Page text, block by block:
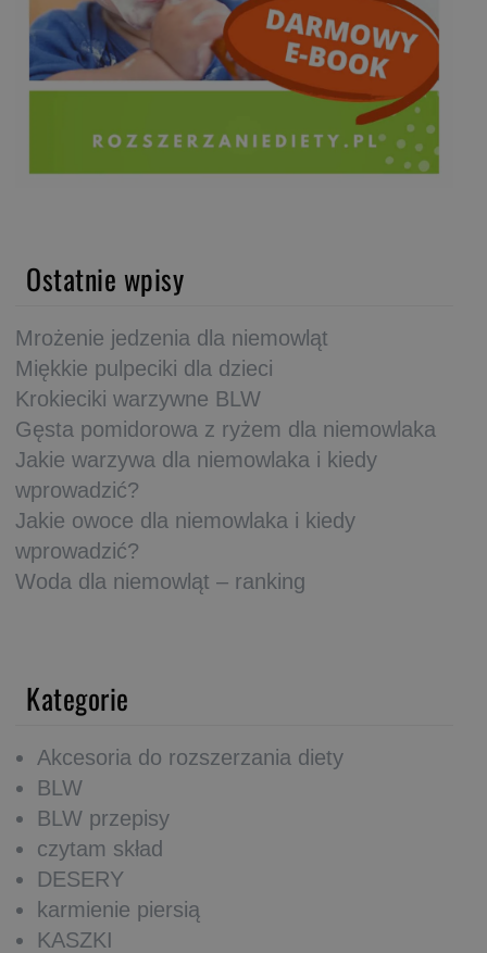
Ostatnie wpisy
Mrożenie jedzenia dla niemowląt
Miękkie pulpeciki dla dzieci
Krokieciki warzywne BLW
Gęsta pomidorowa z ryżem dla niemowlaka
Jakie warzywa dla niemowlaka i kiedy
wprowadzić?
Jakie owoce dla niemowlaka i kiedy
wprowadzić?
Woda dla niemowląt – ranking
Kategorie
Akcesoria do rozszerzania diety
BLW
BLW przepisy
czytam skład
DESERY
karmienie piersią
KASZKI